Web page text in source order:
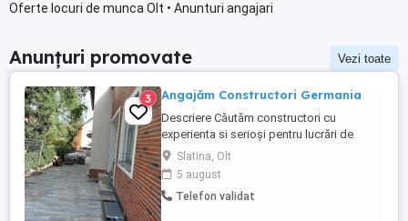
Oferte locuri de munca Olt • Anunturi angajari
Anunțuri promovate Vezi toate
3 Angajăm Constructori Germania
Descriere Căutăm constructori cu
experienta si serioși pentru lucrări de
constructie în Germania, atat calificati cat
si ajutor ucenic ! Lucrări: Termoizolatii
Fatade Polistiren, Renovari interioare,
Placari Klinker, Zidarii Oferim: -- salariu
Slatina, Olt
5 august
Telefon validat